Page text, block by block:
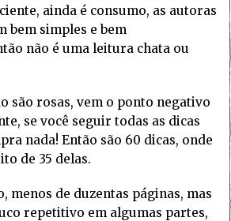
ainda é consumo, as autoras
bem simples e bem
não é uma leitura chata ou
são rosas, vem o ponto negativo
se você seguir todas as dicas
nada! Então são 60 dicas, onde
de 35 delas.
menos de duzentas páginas, mas
repetitivo em algumas partes,